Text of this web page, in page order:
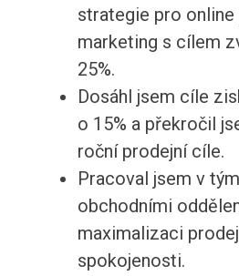
strategie pro online
marketing s cílem
25%.
Dosáhl jsem cíle
o 15% a překročil
roční prodejní cíle.
Pracoval jsem v
obchodními
maximalizaci
spokojenosti.